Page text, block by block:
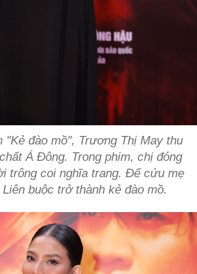
"Kẻ đào mồ", Trương Thị May thu
Á Đông. Trong phim, chị đóng
trông coi nghĩa trang. Để cứu mẹ
buộc trở thành kẻ đào mồ.